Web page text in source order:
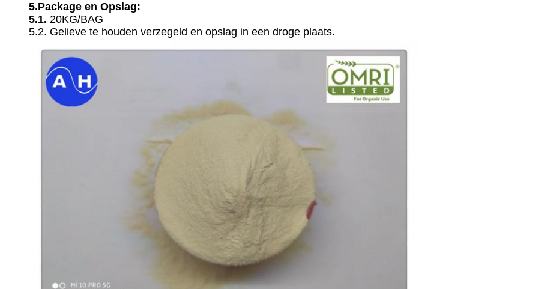
5.Package en Opslag:
5.1. 20KG/BAG
5.2. Gelieve te houden verzegeld en opslag in een droge plaats.